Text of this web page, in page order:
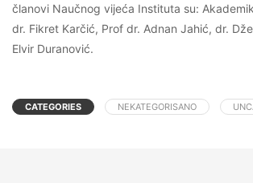
članovi Naučnog vijeća Instituta su:
dr. Fikret Karčić, Prof dr. Adnan Jahić, dr.
Elvir Duranović.
CATEGORIES NEKATEGORISANO